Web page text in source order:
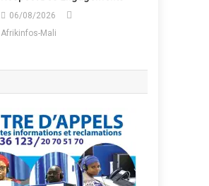
06/08/2026
Afrikinfos-Mali